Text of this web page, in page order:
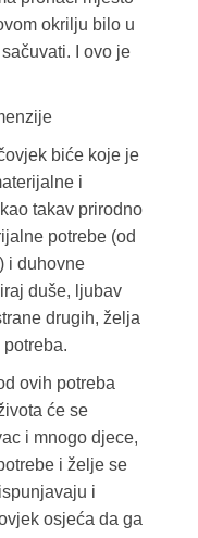
okrilju bilo u
I ovo je
biće koje je
i
takav prirodno
potrebe (od
i duhovne
duše, ljubav
drugih, želja
ovih potreba
će se
i mnogo djece,
i želje se
i
osjeća da ga